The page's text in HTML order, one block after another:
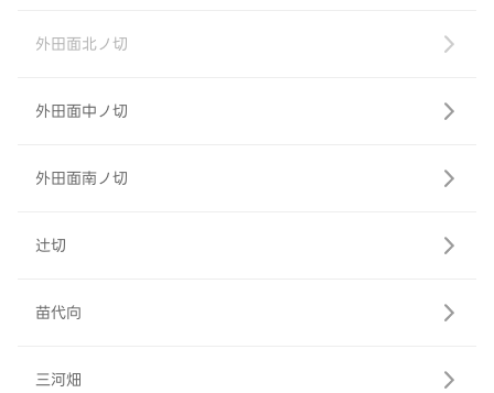
外田面北ノ切
外田面中ノ切
外田面南ノ切
辻切
苗代向
三河畑